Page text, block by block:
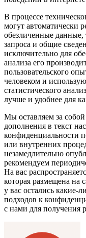
В процессе
могут автоматически
обезличенные данные,
запроса и общие
исключительно для
анализа его
пользовательского
человеком и
статистического
лучше и удобнее для
Мы оставляем за
дополнения в текст
конфиденциальности
или внутренних
незамедлительно
рекомендуем
На вас
которая размещена на
у вас остались какие-
подходов к
с нами для получения